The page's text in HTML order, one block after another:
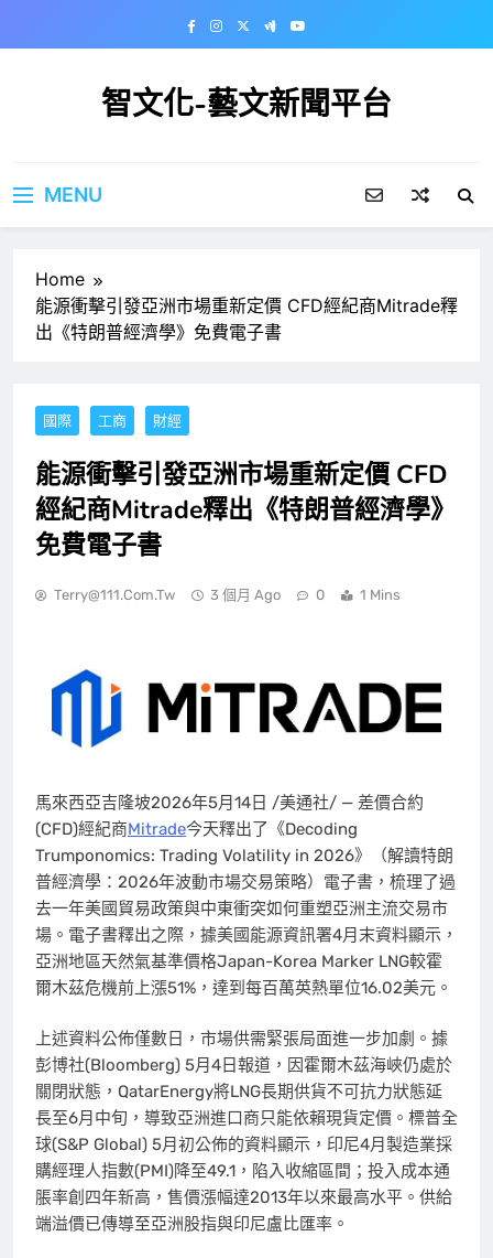
智文化-藝文新聞平台
MENU
Home
能源衝擊引發亞洲市場重新定價 CFD經紀商Mitrade釋
出《特朗普經濟學》免費電子書
國際 工商 財經
能源衝擊引發亞洲市場重新定價 CFD
經紀商Mitrade釋出《特朗普經濟學》
免費電子書
Terry@111.com.tw 3 個月 Ago 0 1 Mins
馬來西亞吉隆坡2026年5月14日 /美通社/ — 差價合約
(CFD)經紀商Mitrade今天釋出了《Decoding
Trumponomics: Trading Volatility in 2026》（解讀特朗
普經濟學：2026年波動市場交易策略）電子書，梳理了過
去一年美國貿易政策與中東衝突如何重塑亞洲主流交易市
場。電子書釋出之際，據美國能源資訊署4月末資料顯示，
亞洲地區天然氣基準價格Japan-Korea Marker LNG較霍
爾木茲危機前上漲51%，達到每百萬英熱單位16.02美元。
上述資料公佈僅數日，市場供需緊張局面進一步加劇。據
彭博社(Bloomberg) 5月4日報道，因霍爾木茲海峽仍處於
關閉狀態，QatarEnergy將LNG長期供貨不可抗力狀態延
長至6月中旬，導致亞洲進口商只能依賴現貨定價。標普全
球(S&P Global) 5月初公佈的資料顯示，印尼4月製造業採
購經理人指數(PMI)降至49.1，陷入收縮區間；投入成本通
脹率創四年新高，售價漲幅達2013年以來最高水平。供給
端溢價已傳導至亞洲股指與印尼盧比匯率。